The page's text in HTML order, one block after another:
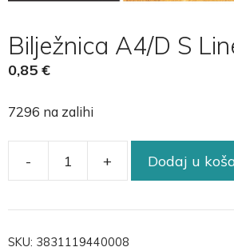
Bilježnica A4/D S
0,85 €
7296 na zalihi
- + Dodaj u
SKU: 3831119440008